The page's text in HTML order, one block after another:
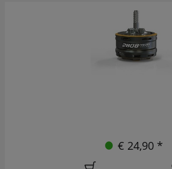
€ 24,90 *